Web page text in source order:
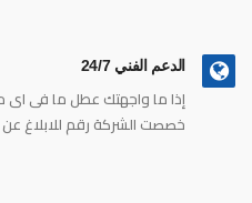
الدعم الفني 24/7
إذا ما واجهتك عطل ما فى اى
خصصت الشركة رقم للابلاغ